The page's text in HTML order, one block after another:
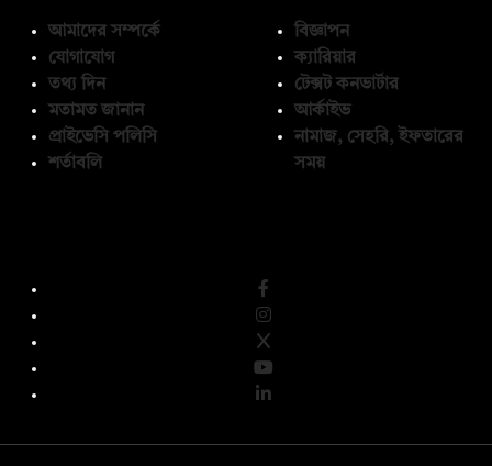
আমাদের সম্পর্কে
যোগাযোগ
তথ্য দিন
মতামত জানান
প্রাইভেসি পলিসি
শর্তাবলি
বিজ্ঞাপন
ক্যারিয়ার
টেক্সট কনভার্টার
আর্কাইভ
নামাজ, সেহরি, ইফতারের
সময়